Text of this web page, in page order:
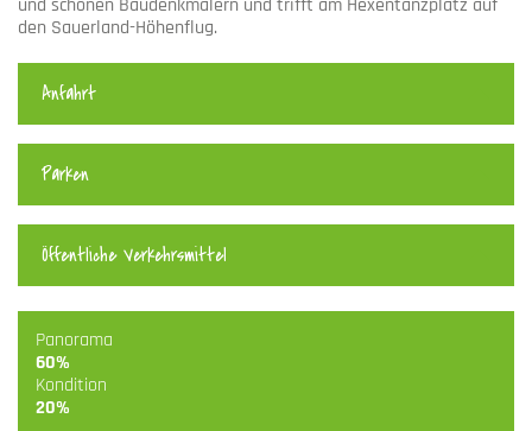
und schönen Baudenkmälern und trifft am Hexentanzplatz auf
den Sauerland-Höhenflug.
Anfahrt
Parken
Öffentliche Verkehrsmittel
Panorama
60%
Kondition
20%